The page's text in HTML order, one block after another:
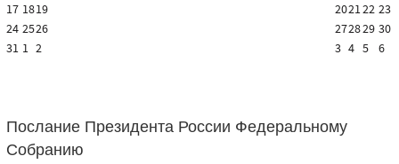
17 1819 202122 23
24 2526 272829 30
31 1 2 3 4 5 6
Послание Президента России Федеральному
Собранию